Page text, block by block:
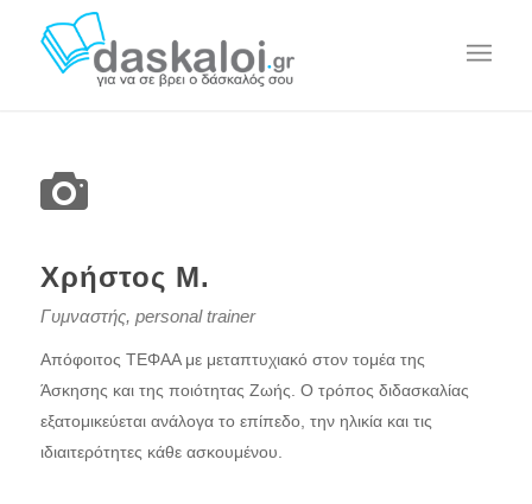
Χρήστος Μ.
Γυμναστής, personal trainer
Απόφοιτος ΤΕΦΑΑ με μεταπτυχιακό στον τομέα της
Άσκησης και της ποιότητας Ζωής. Ο τρόπος διδασκαλίας
εξατομικεύεται ανάλογα το επίπεδο, την ηλικία και τις
ιδιαιτερότητες κάθε ασκουμένου.